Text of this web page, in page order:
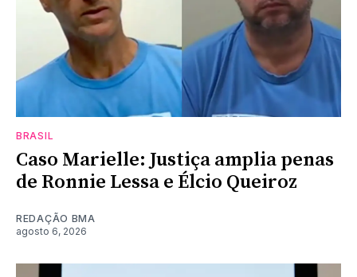
BRASIL
Caso Marielle: Justiça amplia penas
de Ronnie Lessa e Élcio Queiroz
REDAÇÃO BMA
agosto 6, 2026